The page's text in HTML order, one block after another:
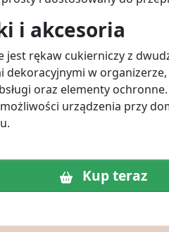
i akcesoria
jest rękaw cukierniczy z
dekoracyjnymi w organizerze,
oraz elementy
urządzenia przy
Kup teraz